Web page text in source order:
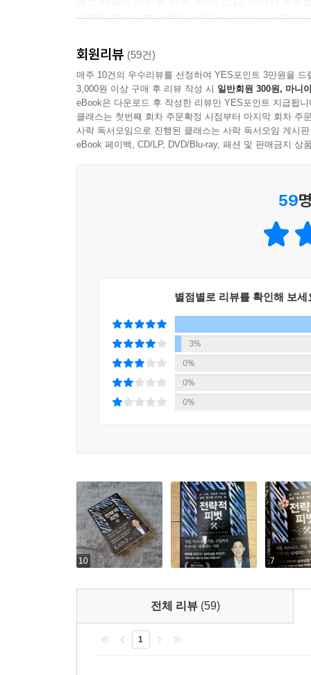
역량을 중심으로 방향을 바꾸는 일이다. 농구에
그래서 이 책은 “그만둘 것인가, 버틸 것인가”라
과거를 부정하는 일이 아니라, 과거의 경험을 새로
개인은 ‘한 우물’이 아니라 ‘전이 가능한 역량’을 찾
“한 우물을 파야 성공한다”는 말은 오랫동안 성
있는지 판단하는 능력이 중요하다. 기술은 빠르게
경험은 특정 회사 안에서만 쓰이는 기능이 아니
기업은 성공 공식을 지키는 순간부터 위험해진다
집중한다면 성장은 정체되고 경쟁력은 빠르게 낡
피벗이 되는 것은 아니다. 고객이 달라지면 가
하나의 피벗은 또 다른 피벗을 연쇄적으로 촉발한
저자는 카카오, 애플, 아마존, 레고, 페이팔 등 국
기업은 위기가 닥친 뒤에야 움직이지 않는다. 성
회사는 과거의 성공 방식을 지키고 있는가, 아니
조건이다.
이런 시대에 필요한 것은 막연한 낙관도, 무조건
점검해야 한다. 기업은 기존 제품과 수익 모델이
실행하는 전략적 선택이다.
『전략적 피벗』은 변화의 필요성을 말하는 데
회원리뷰 (59건)
매주 10건의 우수리뷰를 선정하여 YES포인트 3만원을 드
3,000원 이상 구매 후 리뷰 작성 시 일반회원 300원, 마니
eBook은 다운로드 후 작성한 리뷰만 YES포인트 지급됩니
클래스는 첫번째 회차 주문확정 시점부터 마지막 회차 주
사락 독서모임으로 진행된 클래스는 사락 독서모임 게시
eBook 페이백, CD/LP, DVD/Blu-ray, 패션 및 판매금지 상
59
별점별로 리뷰를 확인해 보세
3%
0%
0%
0%
10 7
전체 리뷰 (59)
1